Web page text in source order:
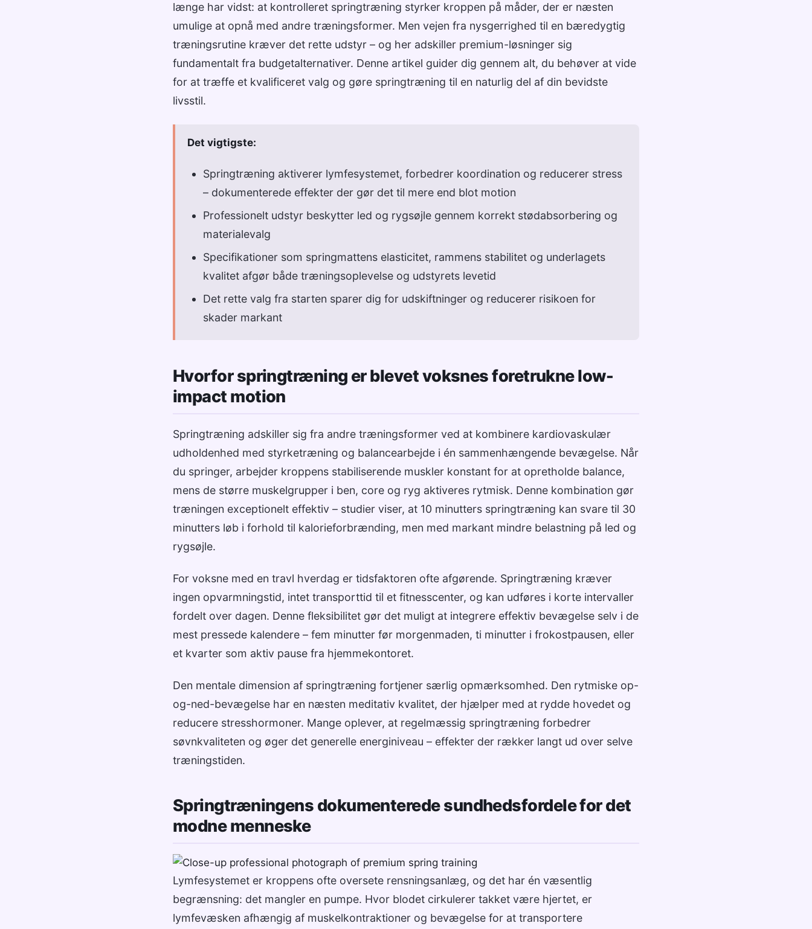
længe har vidst: at kontrolleret springtræning styrker kroppen på måder, der er næsten
umulige at opnå med andre træningsformer. Men vejen fra nysgerrighed til en bæredygtig
træningsrutine kræver det rette udstyr – og her adskiller premium-løsninger sig
fundamentalt fra budgetalternativer. Denne artikel guider dig gennem alt, du behøver at vide
for at træffe et kvalificeret valg og gøre springtræning til en naturlig del af din bevidste
livsstil.
Det vigtigste:
Springtræning aktiverer lymfesystemet, forbedrer koordination og reducerer stress
– dokumenterede effekter der gør det til mere end blot motion
Professionelt udstyr beskytter led og rygsøjle gennem korrekt stødabsorbering og
materialevalg
Specifikationer som springmattens elasticitet, rammens stabilitet og underlagets
kvalitet afgør både træningsoplevelse og udstyrets levetid
Det rette valg fra starten sparer dig for udskiftninger og reducerer risikoen for
skader markant
Hvorfor springtræning er blevet voksnes foretrukne low-
impact motion
Springtræning adskiller sig fra andre træningsformer ved at kombinere kardiovaskulær
udholdenhed med styrketræning og balancearbejde i én sammenhængende bevægelse. Når
du springer, arbejder kroppens stabiliserende muskler konstant for at opretholde balance,
mens de større muskelgrupper i ben, core og ryg aktiveres rytmisk. Denne kombination gør
træningen exceptionelt effektiv – studier viser, at 10 minutters springtræning kan svare til 30
minutters løb i forhold til kalorieforbrænding, men med markant mindre belastning på led og
rygsøjle.
For voksne med en travl hverdag er tidsfaktoren ofte afgørende. Springtræning kræver
ingen opvarmningstid, intet transporttid til et fitnesscenter, og kan udføres i korte intervaller
fordelt over dagen. Denne fleksibilitet gør det muligt at integrere effektiv bevægelse selv i de
mest pressede kalendere – fem minutter før morgenmaden, ti minutter i frokostpausen, eller
et kvarter som aktiv pause fra hjemmekontoret.
Den mentale dimension af springtræning fortjener særlig opmærksomhed. Den rytmiske op-
og-ned-bevægelse har en næsten meditativ kvalitet, der hjælper med at rydde hovedet og
reducere stresshormoner. Mange oplever, at regelmæssig springtræning forbedrer
søvnkvaliteten og øger det generelle energiniveau – effekter der rækker langt ud over selve
træningstiden.
Springtræningens dokumenterede sundhedsfordele for det
modne menneske
Lymfesystemet er kroppens ofte oversete rensningsanlæg, og det har én væsentlig
begrænsning: det mangler en pumpe. Hvor blodet cirkulerer takket være hjertet, er
lymfevæsken afhængig af muskelkontraktioner og bevægelse for at transportere